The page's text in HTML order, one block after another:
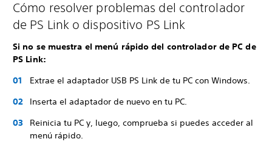
Cómo resolver problemas del controlador
de PS Link o dispositivo PS Link
Si no se muestra el menú rápido del controlador de PC de
PS Link:
Extrae el adaptador USB PS Link de tu PC con Windows.
Inserta el adaptador de nuevo en tu PC.
Reinicia tu PC y, luego, comprueba si puedes acceder al
menú rápido.